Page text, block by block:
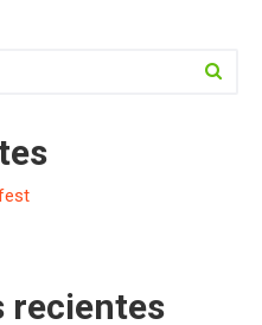
recientes